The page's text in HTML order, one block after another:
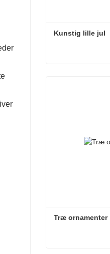
Kunstig lille jul
Træ ornamenter